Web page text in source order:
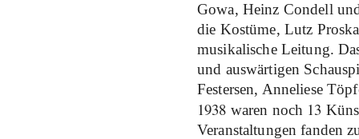
Gowa, Heinz Condell
die Kostüme, Lutz
musikalische Leitung.
und auswärtigen
Festersen, Anneliese
1938 waren noch 13
Veranstaltungen fanden